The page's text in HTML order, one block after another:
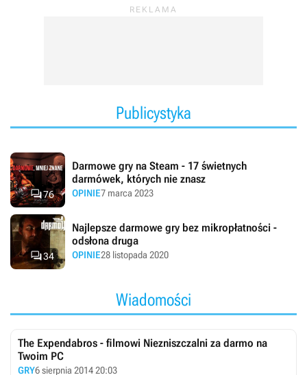
Publicystyka
76
Darmowe gry na Steam - 17 świetnych
darmówek, których nie znasz
OPINIE7 marca 2023
34
Najlepsze darmowe gry bez mikropłatności -
odsłona druga
OPINIE28 listopada 2020
Wiadomości
The Expendabros - filmowi Niezniszczalni za darmo na
Twoim PC
GRY6 sierpnia 2014 20:03